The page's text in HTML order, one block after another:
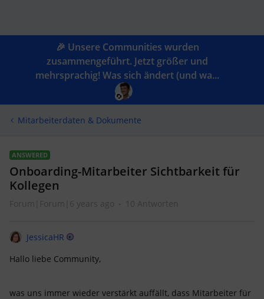
🎉 Unsere Communities wurden
zusammengeführt. Jetzt größer und
mehrsprachig! Was sich ändert (und wa...
Mitarbeiterdaten & Dokumente
ANSWERED
Onboarding-Mitarbeiter Sichtbarkeit für
Kollegen
Forum|Forum|6 years ago 10 Antworten
JessicaHR
Hallo liebe Community,
was uns immer wieder verstärkt auffällt, dass Mitarbeiter für